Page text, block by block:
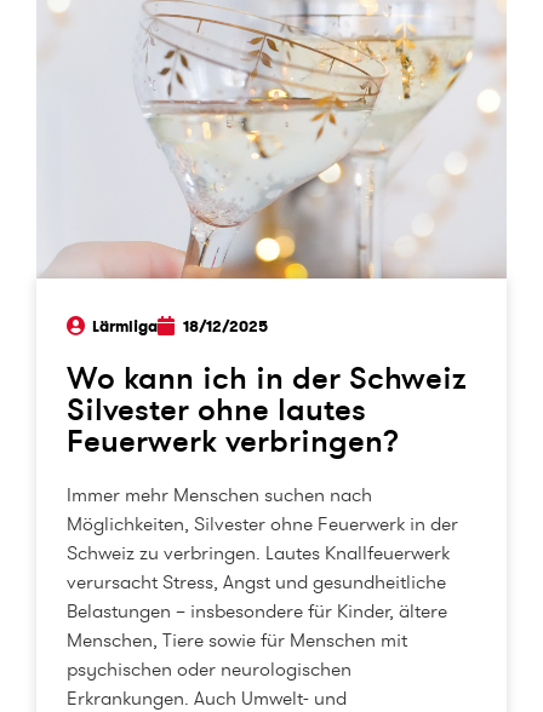
Lärmliga 18/12/2025
Wo kann ich in der Schweiz
Silvester ohne lautes
Feuerwerk verbringen?
Immer mehr Menschen suchen nach
Möglichkeiten, Silvester ohne Feuerwerk in der
Schweiz zu verbringen. Lautes Knallfeuerwerk
verursacht Stress, Angst und gesundheitliche
Belastungen – insbesondere für Kinder, ältere
Menschen, Tiere sowie für Menschen mit
psychischen oder neurologischen
Erkrankungen. Auch Umwelt- und